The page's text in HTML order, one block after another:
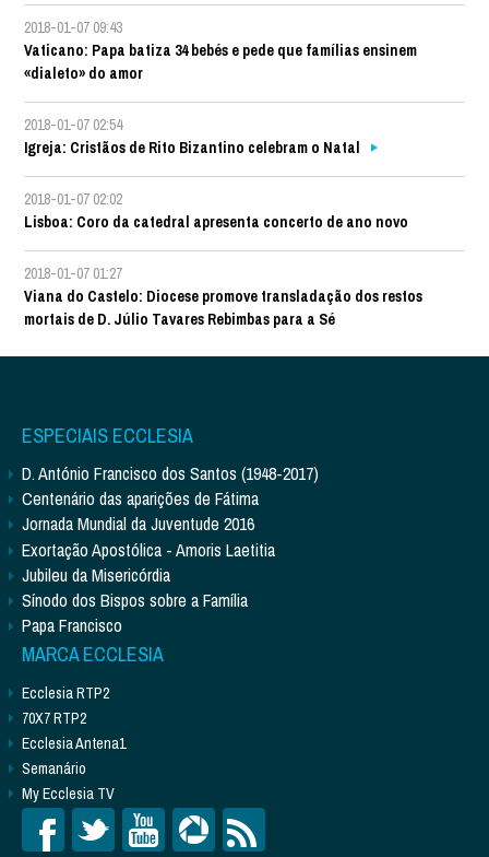
2018-01-07 09:43
Vaticano: Papa batiza 34 bebés e pede que famílias ensinem
«dialeto» do amor
2018-01-07 02:54
Igreja: Cristãos de Rito Bizantino celebram o Natal
2018-01-07 02:02
Lisboa: Coro da catedral apresenta concerto de ano novo
2018-01-07 01:27
Viana do Castelo: Diocese promove transladação dos restos
mortais de D. Júlio Tavares Rebimbas para a Sé
ESPECIAIS ECCLESIA
D. António Francisco dos Santos (1948-2017)
Centenário das aparições de Fátima
Jornada Mundial da Juventude 2016
Exortação Apostólica - Amoris Laetitia
Jubileu da Misericórdia
Sínodo dos Bispos sobre a Família
Papa Francisco
MARCA ECCLESIA
Ecclesia RTP2
70X7 RTP2
Ecclesia Antena1
Semanário
My Ecclesia TV